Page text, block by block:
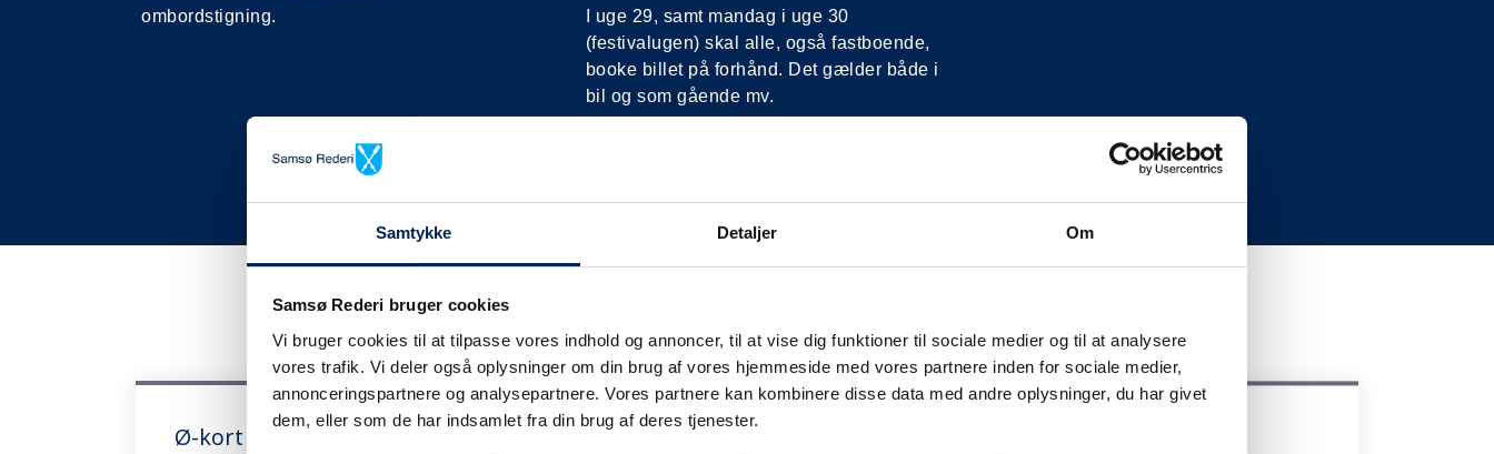
Samtykke Detaljer Om
Samsø Rederi bruger cookies
Vi bruger cookies til at tilpasse vores indhold og annoncer, til at vise dig funktioner til sociale medier og til at analysere
vores trafik. Vi deler også oplysninger om din brug af vores hjemmeside med vores partnere inden for sociale medier,
annonceringspartnere og analysepartnere. Vores partnere kan kombinere disse data med andre oplysninger, du har givet
dem, eller som de har indsamlet fra din brug af deres tjenester.
ombordstigning.
I uge 29, samt mandag i uge 30
(festivalugen) skal alle, også fastboende,
booke billet på forhånd. Det gælder både i
bil og som gående mv.
Ø-kort samsinger MCSamsing-aftale